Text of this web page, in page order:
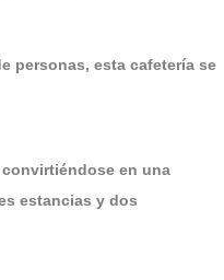
personas, esta cafetería se
en una
estancias y dos